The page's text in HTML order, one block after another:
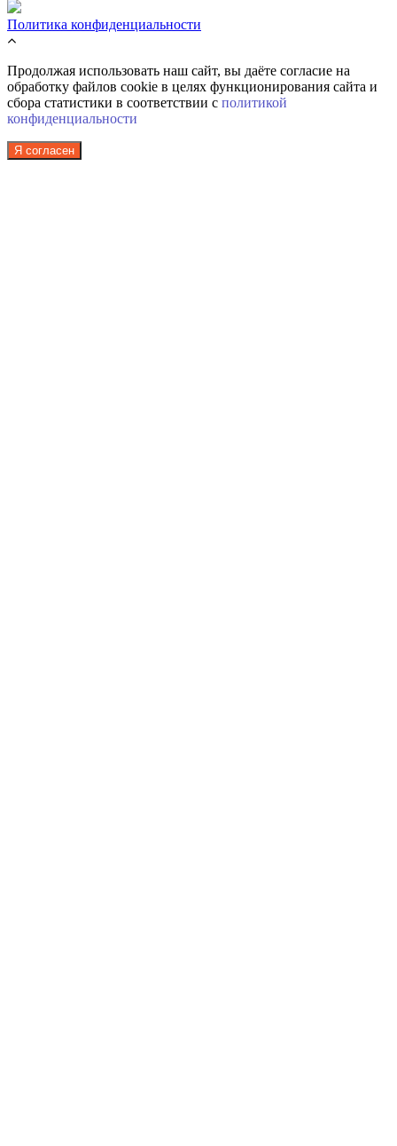
Политика конфиденциальности
Продолжая использовать наш сайт, вы даёте согласие на
обработку файлов cookie в целях функционирования сайта и
сбора статистики в соответствии с политикой
конфиденциальности
Я согласен